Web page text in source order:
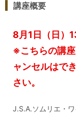
講座概要
8月1日（日 ）
※こちらの講
ャンセルはで
さい。
J.S.A.ソムリエ・